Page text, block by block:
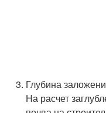
Глубина
На расчет